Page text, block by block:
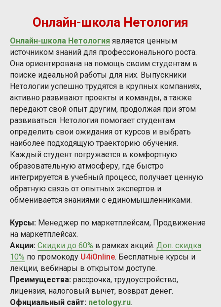
Онлайн-школа Нетология
Онлайн-школа Нетология является ценным
источником знаний для профессионального роста.
Она ориентирована на помощь своим студентам в
поиске идеальной работы для них. Выпускники
Нетологии успешно трудятся в крупных компаниях,
активно развивают проекты и команды, а также
передают свой опыт другим, продолжая при этом
развиваться. Нетология помогает студентам
определить свои ожидания от курсов и выбрать
наиболее подходящую траекторию обучения.
Каждый студент погружается в комфортную
образовательную атмосферу, где быстро
интегрируется в учебный процесс, получает ценную
обратную связь от опытных экспертов и
обменивается знаниями с единомышленниками.
Курсы: Менеджер по маркетплейсам, Продвижение
на маркетплейсах.
Акции: Скидки до 60% в рамках акций. Доп. скидка
10% по промокоду U4iOnline. Бесплатные курсы и
лекции, вебинары в открытом доступе.
Преимущества: рассрочка, трудоустройство,
лицензия, налоговый вычет, возврат денег.
Официальный сайт: netology.ru.